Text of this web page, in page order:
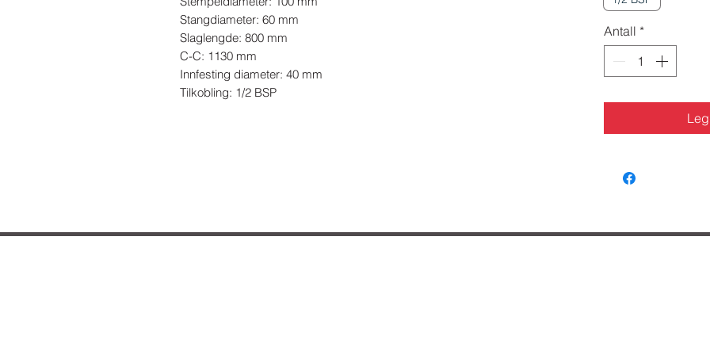
Stangdiameter: 60 mm
Slaglengde: 800 mm
C-C: 1130 mm
Innfesting diameter: 40 mm
Tilkobling: 1/2 BSP
Antall *